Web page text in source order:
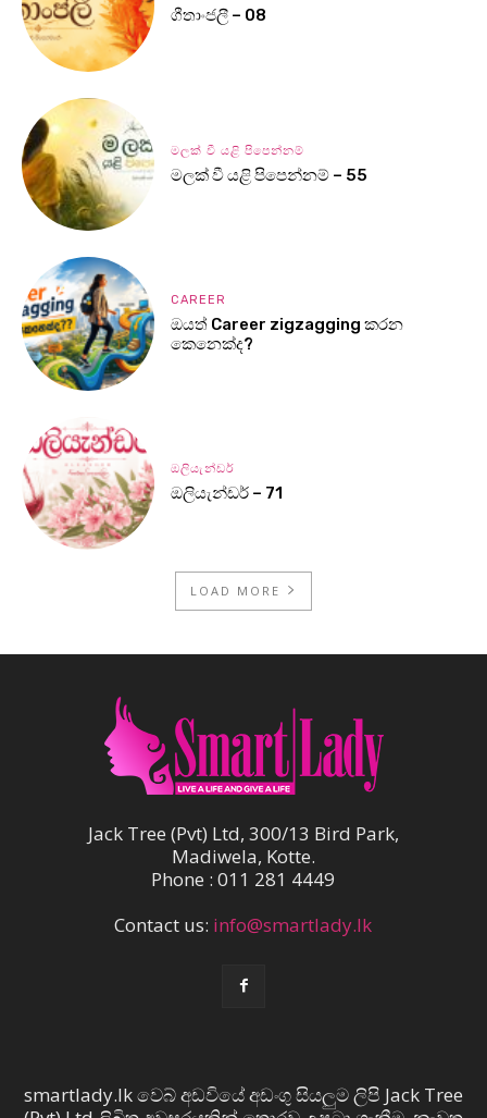
ගීතාංජලී – 08
මලක් වී යළි පිපෙන්නම්
මලක් වී යළි පිපෙන්නම් – 55
CAREER
ඔයත් Career zigzagging කරන
කෙනෙක්ද?
ඔලියැන්ඩර්
ඔලියැන්ඩර් – 71
LOAD MORE
Jack Tree (Pvt) Ltd, 300/13 Bird Park,
Madiwela, Kotte.
Phone : 011 281 4449
Contact us: info@smartlady.lk
smartlady.lk වෙබ් අඩවියේ අඩංගු සියලුම ලිපි Jack Tree